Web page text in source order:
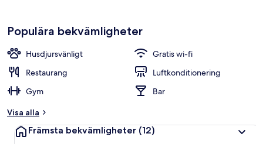
Populära bekvämligheter
Husdjursvänligt
Gratis wi-fi
Restaurang
Luftkonditionering
Gym
Bar
Visa alla
Främsta bekvämligheter (12)